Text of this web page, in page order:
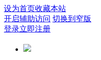
设为首页收藏本站
开启辅助访问 切换到窄版
登录立即注册